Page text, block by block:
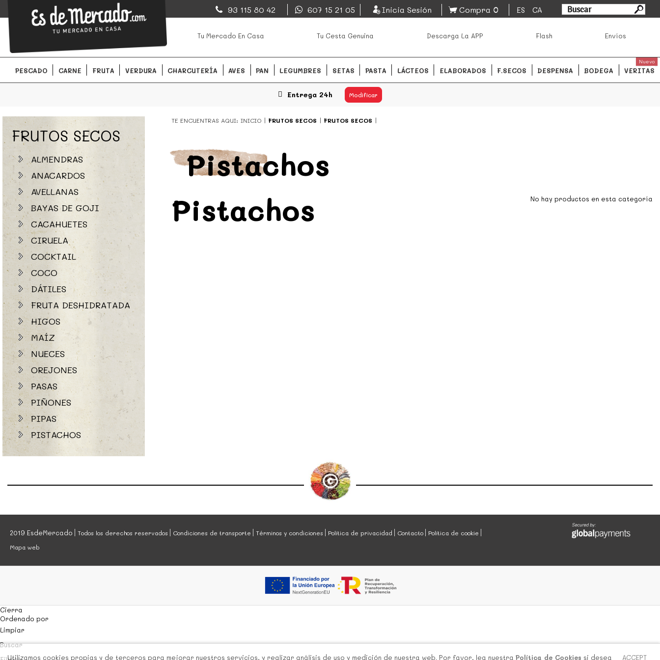
EsDeMercado.com
EsDeMercado.comte lleva a casa los mejores productos de los mejores mercados de
Barcelona y de productores locales.
EsDeMercado.com
Barcelona y de productores locales.
93 115 80 42 607 15 21 05 Inicia Sesión Compra 0 ES CA
Tu Mercado En Casa Tu Cesta Genuina Descarga La APP Flash Envíos
PESCADO CARNE FRUTA VERDURA CHARCUTERÍA AVES PAN LEGUMBRES SETAS PASTA LÁCTEOS ELABORADOS F.SECOS DESPENSA BODEGA VERITAS
Nuevo
Entrega 24h Modificar
TE ENCUENTRAS AQUI: INICIO FRUTOS SECOS FRUTOS SECOS
Pistachos
Pistachos
No hay productos en esta categoría
FRUTOS SECOS
ALMENDRAS
ANACARDOS
AVELLANAS
BAYAS DE GOJI
CACAHUETES
CIRUELA
COCKTAIL
COCO
DÁTILES
FRUTA DESHIDRATADA
HIGOS
MAÍZ
NUECES
OREJONES
PASAS
PIÑONES
PIPAS
PISTACHOS
2019 EsdeMercado Todos los derechos reservados Condiciones de transporte Términos y condiciones Política de privacidad Contacto
Política de cookie
Mapa web
ACCEPT
Utilizamos cookies propias y de terceros para mejorar nuestros servicios, y realizar análisis de uso y medición de nuestra web. Por favor, lea nuestra Política de Cookies si desea
Cierra
Ordenado por
Limpiar
Buscar